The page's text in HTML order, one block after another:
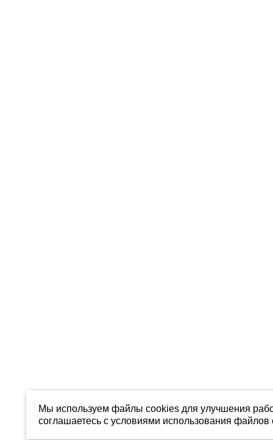
Мы используем файлы cookies для улучшения
соглашаетесь с условиями использования файлов